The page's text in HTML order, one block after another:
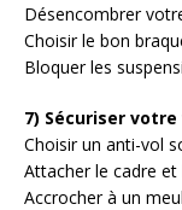
Désencombrer
Choisir le bon
Bloquer les
7) Sécuriser votre
Choisir un anti-vol
Attacher le cadre
Accrocher à un